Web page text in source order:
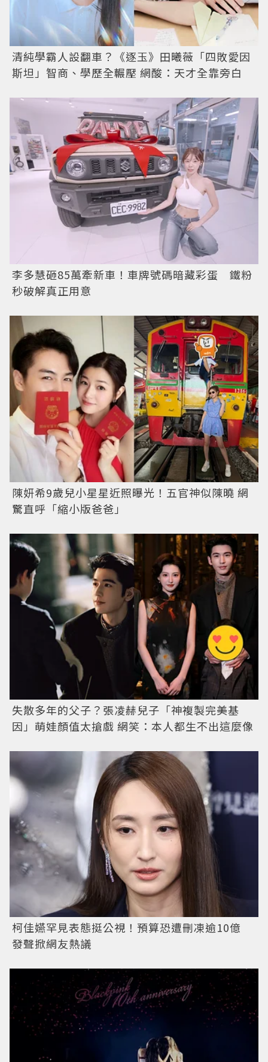
清純學霸人設翻車？《逐玉》田曦薇「四敗愛因
斯坦」智商、學歷全輾壓 網酸：天才全靠旁白
李多慧砸85萬牽新車！車牌號碼暗藏彩蛋 鐵粉
秒破解真正用意
陳妍希9歲兒小星星近照曝光！五官神似陳曉 網
驚直呼「縮小版爸爸」
失散多年的父子？張凌赫兒子「神複製完美基
因」萌娃顏值太搶戲 網笑：本人都生不出這麼像
柯佳嬿罕見表態挺公視！預算恐遭刪凍逾10億
發聲掀網友熱議